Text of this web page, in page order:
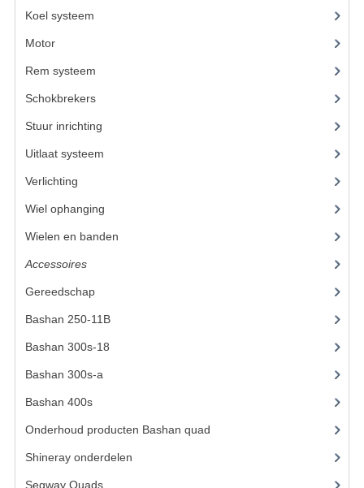
SHINERAY 250 STXE
Koel systeem
Motor(98)
Rem systeem
Schokbrekers(14)
Stuur inrichting
Uitlaat systeem
Verlichting
Wiel ophanging
Wielen en banden
Accessoires(73)
Gereedschap(15)
Bashan 250-11B(385)
Bashan 300s-18
Bashan 300s-a
Bashan 400s(5)
Onderhoud producten Bashan quad
Shineray onderdelen
Segway Quads(6)